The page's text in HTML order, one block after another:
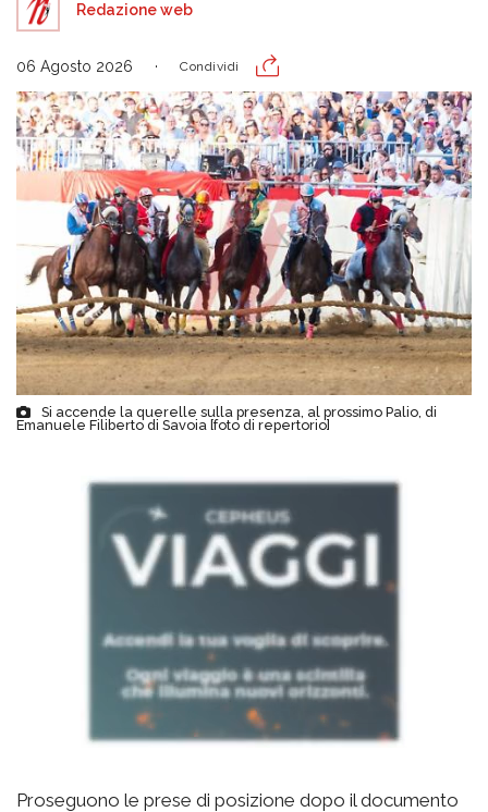
Redazione web
06 Agosto 2026 Condividi
Si accende la querelle sulla presenza, al prossimo Palio, di
Emanuele Filiberto di Savoia [foto di repertorio]
Proseguono le prese di posizione dopo il documento